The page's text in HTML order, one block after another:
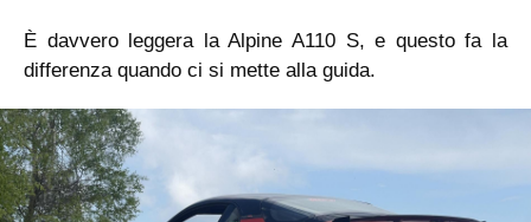
È davvero leggera la Alpine A110 S, e questo fa la
differenza quando ci si mette alla guida.